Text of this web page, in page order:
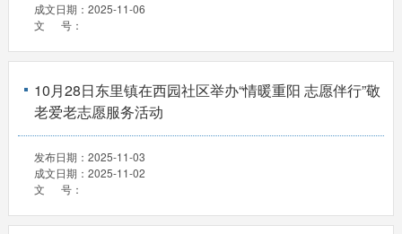
成文日期： 2025-11-06
文 号：
10月28日东里镇在西园社区举办“情暖重阳 志愿伴行”敬
老爱老志愿服务活动
发布日期： 2025-11-03
成文日期： 2025-11-02
文 号：